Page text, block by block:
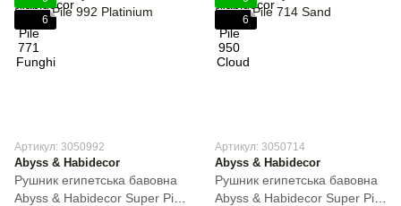
6
Артикул: 3050992
Abyss & Habidecor
Рушник египетська бавовна
Abyss & Habidecor Super Pile
6
Артикул: 3050714
Abyss & Habidecor
Рушник египетська бавовна
Abyss & Habidecor Super Pile